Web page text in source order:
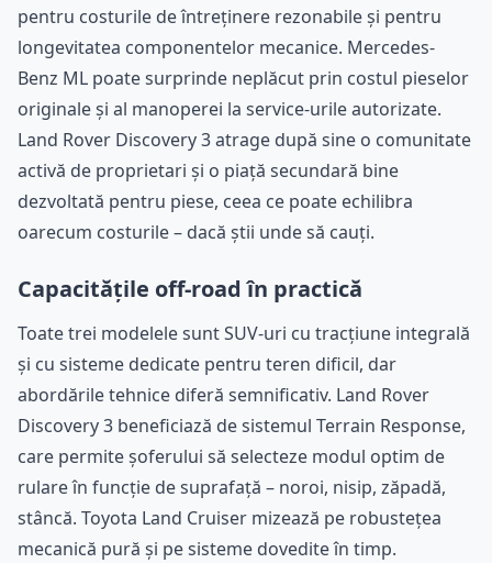
pentru costurile de întreținere rezonabile și pentru
longevitatea componentelor mecanice. Mercedes-
Benz ML poate surprinde neplăcut prin costul pieselor
originale și al manoperei la service-urile autorizate.
Land Rover Discovery 3 atrage după sine o comunitate
activă de proprietari și o piață secundară bine
dezvoltată pentru piese, ceea ce poate echilibra
oarecum costurile – dacă știi unde să cauți.
Capacitățile off-road în practică
Toate trei modelele sunt SUV-uri cu tracțiune integrală
și cu sisteme dedicate pentru teren dificil, dar
abordările tehnice diferă semnificativ. Land Rover
Discovery 3 beneficiază de sistemul Terrain Response,
care permite șoferului să selecteze modul optim de
rulare în funcție de suprafață – noroi, nisip, zăpadă,
stâncă. Toyota Land Cruiser mizează pe robustețea
mecanică pură și pe sisteme dovedite în timp.